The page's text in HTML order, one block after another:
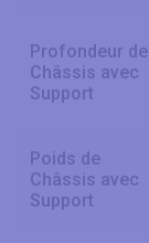
Profondeur de
Châssis avec
Support
Poids de
Châssis avec
Support